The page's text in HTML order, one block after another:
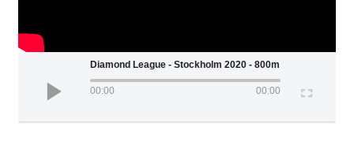
Wanda Diamond League - Stockholm 2020 - 800m
00:00 00:00